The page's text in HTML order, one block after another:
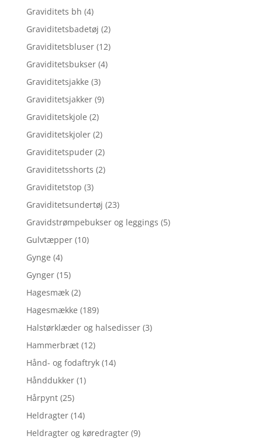
Graviditets bh (4)
Graviditetsbadetøj (2)
Graviditetsbluser (12)
Graviditetsbukser (4)
Graviditetsjakke (3)
Graviditetsjakker (9)
Graviditetskjole (2)
Graviditetskjoler (2)
Graviditetspuder (2)
Graviditetsshorts (2)
Graviditetstop (3)
Graviditetsundertøj (23)
Gravidstrømpebukser og leggings (5)
Gulvtæpper (10)
Gynge (4)
Gynger (15)
Hagesmæk (2)
Hagesmække (189)
Halstørklæder og halsedisser (3)
Hammerbræt (12)
Hånd- og fodaftryk (14)
Hånddukker (1)
Hårpynt (25)
Heldragter (14)
Heldragter og køredragter (9)